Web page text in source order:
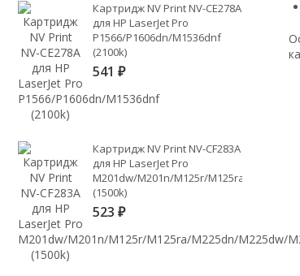
Картридж NV Print NV-CE278A
для HP LaserJet Pro
P1566/P1606dn/M1536dnf
(2100k)
541 ₽
Картридж NV Print NV-CF283A
для HP LaserJet Pro
M201dw/M201n/M125r/M125ra/M225dn/
(1500k)
523 ₽